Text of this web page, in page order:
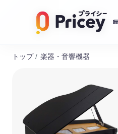
トップ / 楽器・音響機器